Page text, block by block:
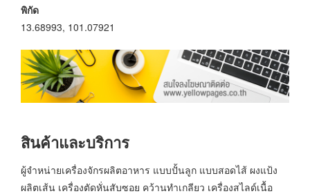
พิกัด
13.68993, 101.07921
สินค้าและบริการ
ผู้จำหน่ายเครื่องจักรผลิตอาหาร แบบปั้นลูก แบบสอดไส้ ผงแป้ง
ผลิตเส้น เครื่องตัดหั่นสับซอย คว้านทำเกลียว เครื่องสไลด์เนื้อ